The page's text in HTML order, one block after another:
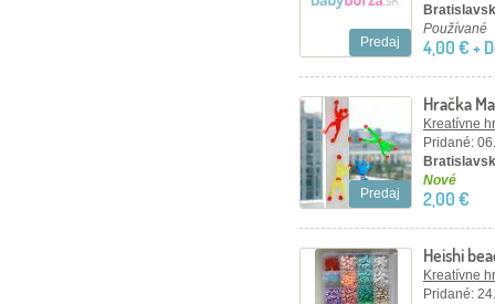
Predaj
Používané
4,00 € +
Predaj
Hračka
Kreatívne
Pridané:
Nové
2,00 €
Heishi
5mm
Kreatívne
Pridané: